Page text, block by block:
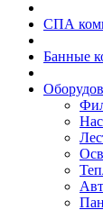
СПА
Банные